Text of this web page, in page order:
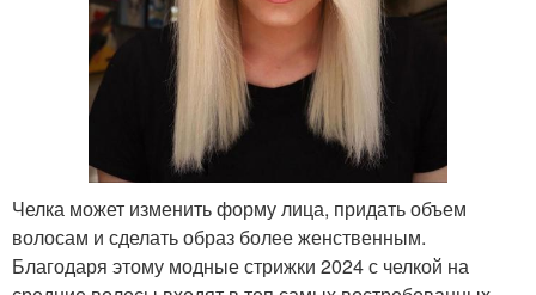
Челка может изменить форму лица, придать объем
волосам и сделать образ более женственным.
Благодаря этому модные стрижки 2024 с челкой на